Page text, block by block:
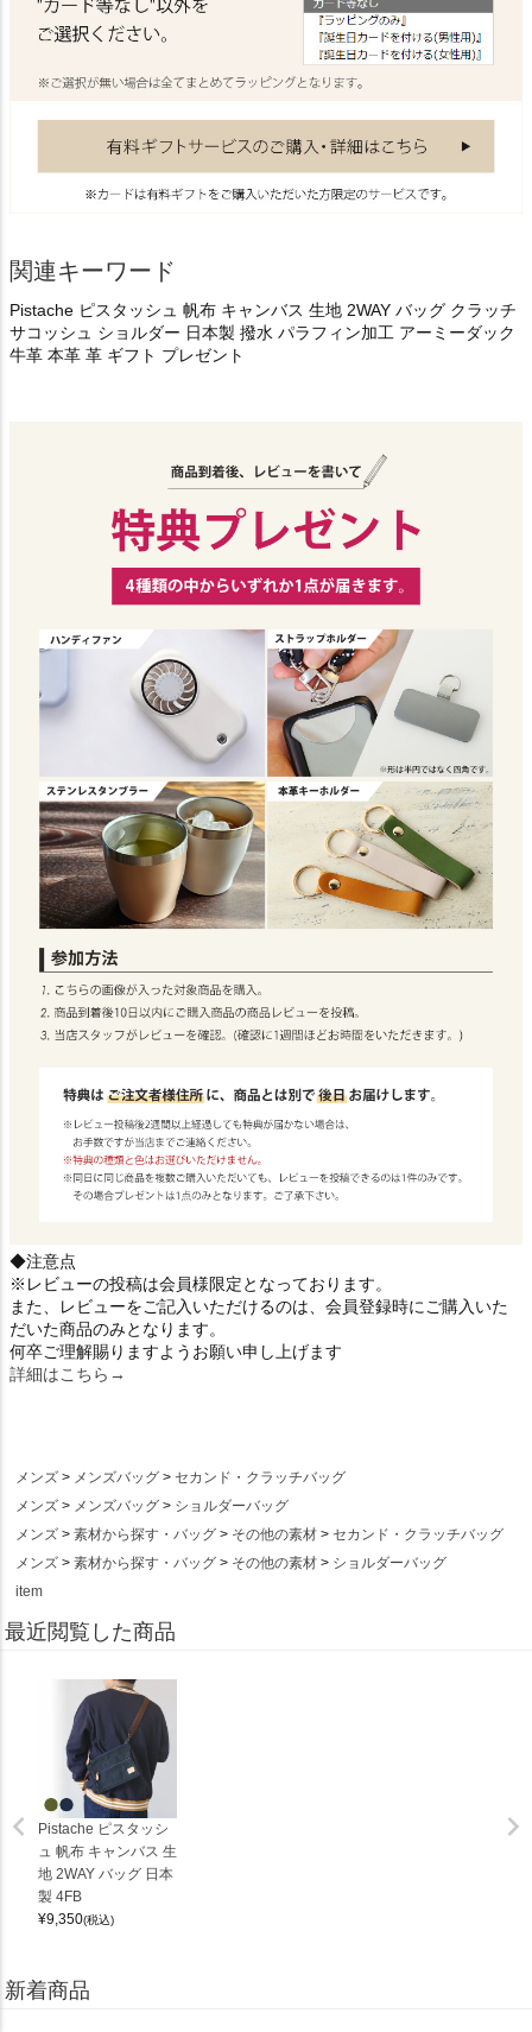
関連キーワード
Pistache ピスタッシュ 帆布 キャンバス 生地 2WAY バッグ クラッチ
サコッシュ ショルダー 日本製 撥水 パラフィン加工 アーミーダック
牛革 本革 革 ギフト プレゼント
◆注意点
※レビューの投稿は会員様限定となっております。
また、レビューをご記入いただけるのは、会員登録時にご購入いた
だいた商品のみとなります。
何卒ご理解賜りますようお願い申し上げます
詳細はこちら→
メンズ メンズバッグ
セカンド・クラッチバッグ
メンズ
メンズバッグ
ショルダーバッグ
メンズ
素材から探す・バッグ その他の素材
セカンド・クラッチバッグ
メンズ
素材から探す・バッグ その他の素材
ショルダーバッグ
item
最近閲覧した商品
Pistache ピスタッシ
ュ 帆布 キャンバス 生
地 2WAY バッグ 日本
製 4FB
¥9,350(税込)
新着商品